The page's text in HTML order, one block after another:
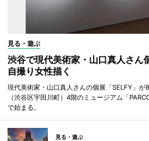
見る・遊ぶ
渋谷で現代美術家・山口真人さ
自撮り女性描く
現代美術家・山口真人さんの個展「SELFY」が
（渋谷区宇田川町）4階のミュージアム「
で始まる。
見る・遊ぶ